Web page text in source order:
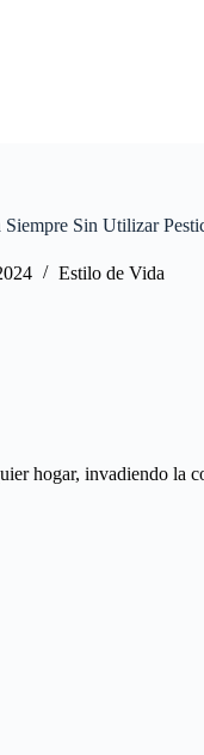
Sin Utilizar
Estilo de Vida
hogar, invadiendo la